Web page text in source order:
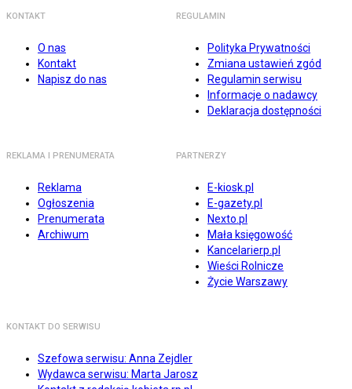
KONTAKT
O nas
Kontakt
Napisz do nas
REGULAMIN
Polityka Prywatności
Zmiana ustawień zgód
Regulamin serwisu
Informacje o nadawcy
Deklaracja dostępności
REKLAMA I PRENUMERATA
Reklama
Ogłoszenia
Prenumerata
Archiwum
PARTNERZY
E-kiosk.pl
E-gazety.pl
Nexto.pl
Mała księgowość
Kancelarierp.pl
Wieści Rolnicze
Życie Warszawy
KONTAKT DO SERWISU
Szefowa serwisu: Anna Zejdler
Wydawca serwisu: Marta Jarosz